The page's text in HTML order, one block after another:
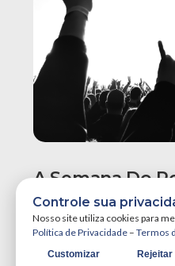
A Semana Do
Pessoa
Maiores Finais
Ano!
Controle sua
Nosso site utiliza cookies para
Política de Privacidade – Termos
Customizar Rejeitar